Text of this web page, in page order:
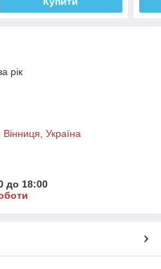
рік
Україна
до 18:00